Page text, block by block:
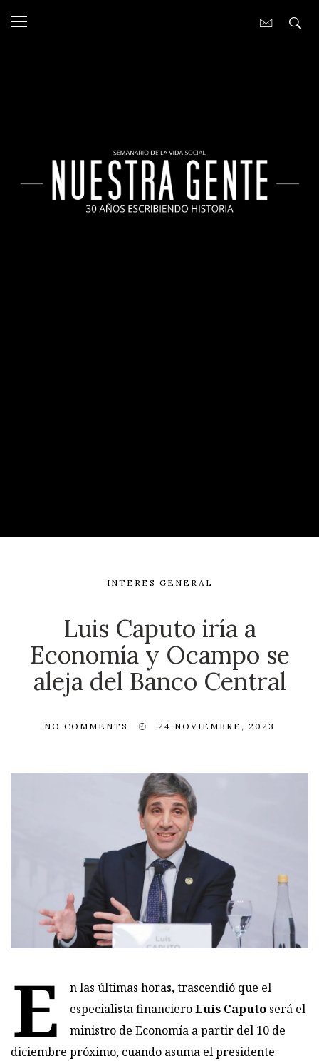
INTERES GENERAL
Luis Caputo iría a
Economía y Ocampo se
aleja del Banco Central
NO COMMENTS 24 NOVIEMBRE, 2023
E
n las últimas horas, trascendió que el
especialista financieroLuis Caputo será el
ministro de Economía a partir del 10 de
diciembre próximo, cuando asuma el presidente